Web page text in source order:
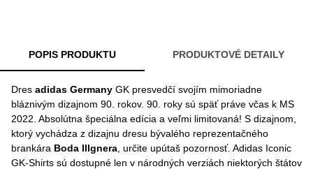
POPIS PRODUKTU PRODUKTOVÉ DETAILY
Dres adidas Germany GK presvedčí svojím mimoriadne
bláznivým dizajnom 90. rokov. 90. roky sú späť práve včas k MS
2022. Absolútna špeciálna edícia a veľmi limitovaná! S dizajnom,
ktorý vychádza z dizajnu dresu bývalého reprezentačného
brankára Boda Illgnera , určite upútaš pozornosť. Adidas Iconic
GK-Shirts sú dostupné len v národných verziách niektorých štátov